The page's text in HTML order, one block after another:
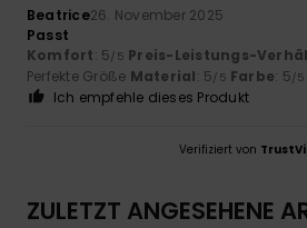
Beatrice26. November 2025
Passt
Komfort: 5/5 Preis-Leistungs-
Perfekte Größe Material: 5/5 Farbe: 5/5
Ich empfehle dieses Produkt
Verifiziert von
ZULETZT ANGESEHENE